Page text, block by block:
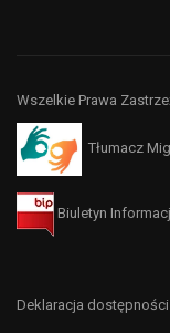
Wszelkie Prawa
Tłumacz
Biuletyn
Deklaracja dostępności